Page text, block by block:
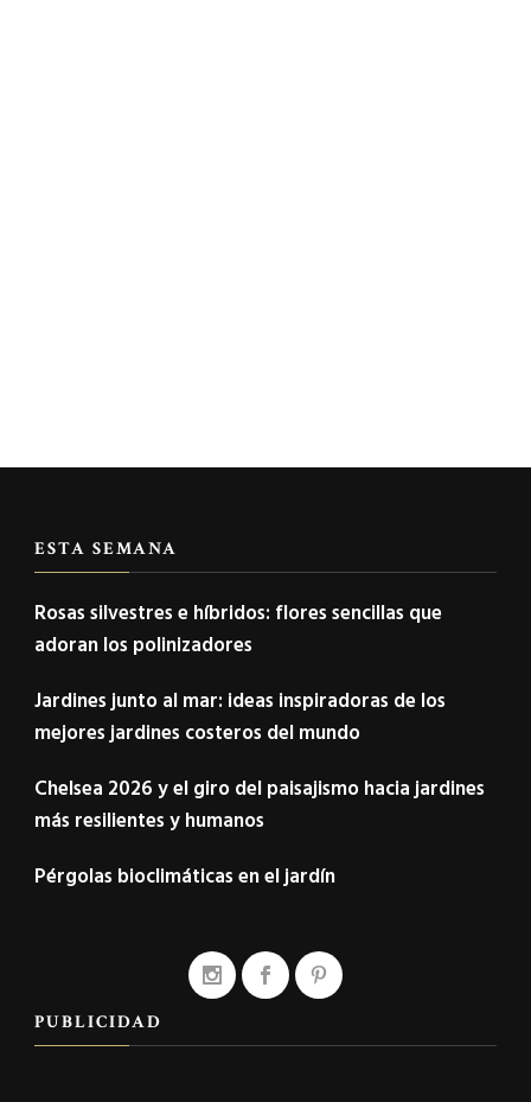
ESTA SEMANA
Rosas silvestres e híbridos: flores sencillas que
adoran los polinizadores
Jardines junto al mar: ideas inspiradoras de los
mejores jardines costeros del mundo
Chelsea 2026 y el giro del paisajismo hacia jardines
más resilientes y humanos
Pérgolas bioclimáticas en el jardín
PUBLICIDAD